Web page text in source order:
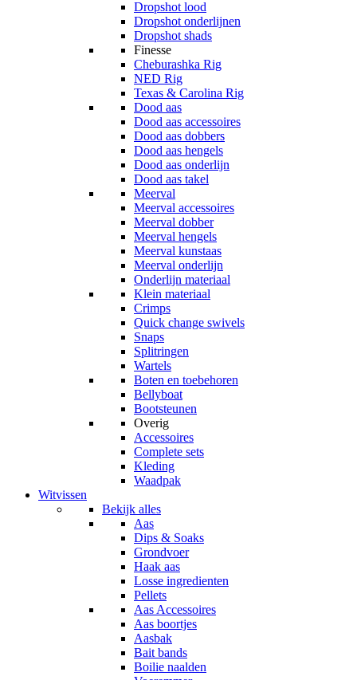
Dropshot lood
Dropshot onderlijnen
Dropshot shads
Finesse
Cheburashka Rig
NED Rig
Texas & Carolina Rig
Dood aas
Dood aas accessoires
Dood aas dobbers
Dood aas hengels
Dood aas onderlijn
Dood aas takel
Meerval
Meerval accessoires
Meerval dobber
Meerval hengels
Meerval kunstaas
Meerval onderlijn
Onderlijn materiaal
Klein materiaal
Crimps
Quick change swivels
Snaps
Splitringen
Wartels
Boten en toebehoren
Bellyboat
Bootsteunen
Overig
Accessoires
Complete sets
Kleding
Waadpak
Witvissen
Bekijk alles
Aas
Dips & Soaks
Grondvoer
Haak aas
Losse ingredienten
Pellets
Aas Accessoires
Aas boortjes
Aasbak
Bait bands
Boilie naalden